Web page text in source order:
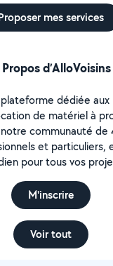
mes services
d’AlloVoisins
dédiée
de matériel à
communauté de
et particuliers,
pour tous vos
M'inscrire
Voir tout